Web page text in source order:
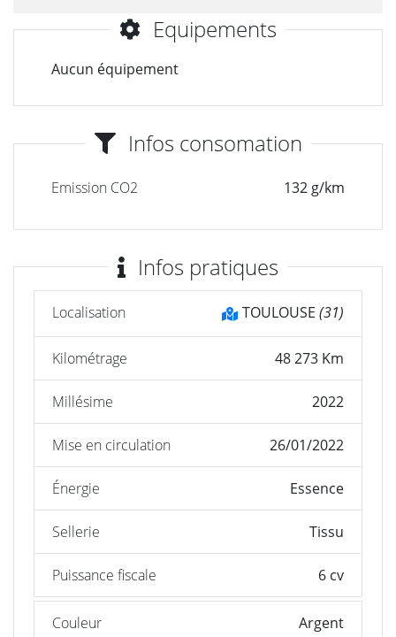
Equipements
Aucun équipement
Infos consomation
Emission CO2 132 g/km
Infos pratiques
Localisation TOULOUSE (31)
Kilométrage 48 273 Km
Millésime 2022
Mise en circulation 26/01/2022
Énergie Essence
Sellerie Tissu
Puissance fiscale 6 cv
Couleur Argent